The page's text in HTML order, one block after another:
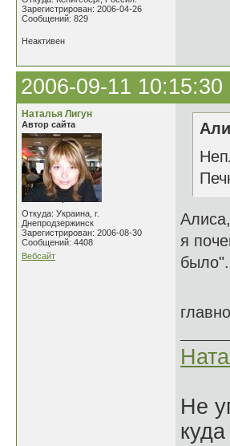
Зарегистрирован: 2006-04-26
Сообщений: 829
Неактивен
2006-09-11 10:15:30
Наталья Лигун
Автор сайта
Откуда: Украина, г.
Днепродзержинск
Зарегистрирован: 2006-08-30
Сообщений: 4408
Вебсайт
я
Не